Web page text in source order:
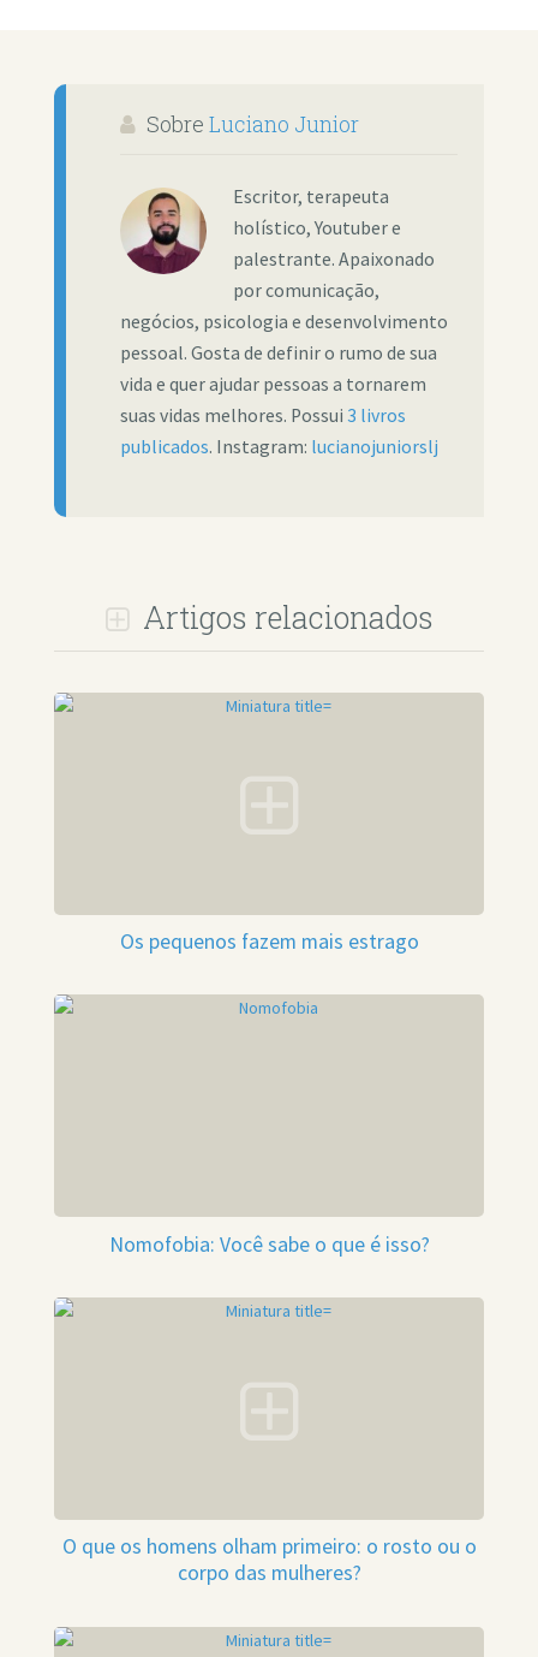
Sobre Luciano Junior
Escritor, terapeuta
holístico, Youtuber e
palestrante. Apaixonado
por comunicação,
negócios, psicologia e desenvolvimento
pessoal. Gosta de definir o rumo de sua
vida e quer ajudar pessoas a tornarem
suas vidas melhores. Possui 3 livros
publicados. Instagram: lucianojuniorslj
Artigos relacionados
Os pequenos fazem mais estrago
Nomofobia: Você sabe o que é isso?
O que os homens olham primeiro: o rosto ou o
corpo das mulheres?